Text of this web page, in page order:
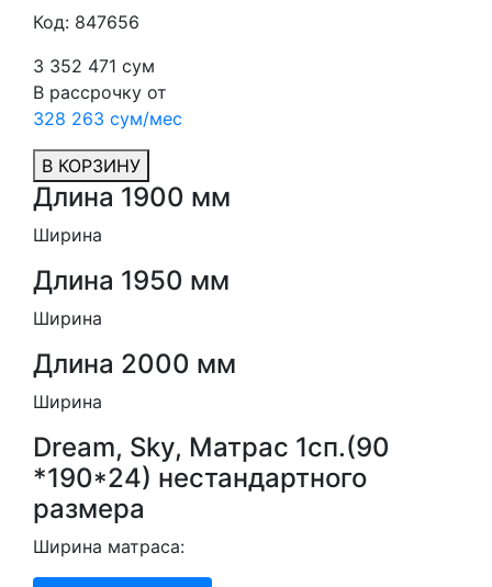
Код: 847656
3 352 471 сум
В рассрочку от
328 263 сум/мес
В КОРЗИНУ
Длина 1900 мм
Ширина
Длина 1950 мм
Ширина
Длина 2000 мм
Ширина
Dream, Sky, Матрас 1сп.(90
*190*24) нестандартного
размера
Ширина матраса: